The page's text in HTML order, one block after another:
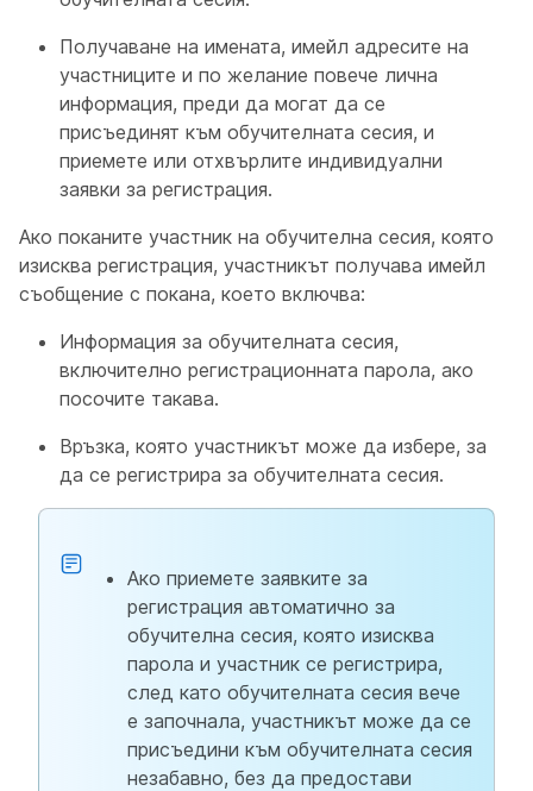
Получаване на имената, имейл адресите на
участниците и по желание повече лична
информация, преди да могат да се
присъединят към обучителната сесия, и
приемете или отхвърлите индивидуални
заявки за регистрация.
Ако поканите участник на обучителна сесия, която
изисква регистрация, участникът получава имейл
съобщение с покана, което включва:
Информация за обучителната сесия,
включително регистрационната парола, ако
посочите такава.
Връзка, която участникът може да избере, за
да се регистрира за обучителната сесия.
Ако приемете заявките за
регистрация автоматично за
обучителна сесия, която изисква
парола и участник се регистрира,
след като обучителната сесия вече
е започнала, участникът може да се
присъедини към обучителната сесия
незабавно, без да предостави